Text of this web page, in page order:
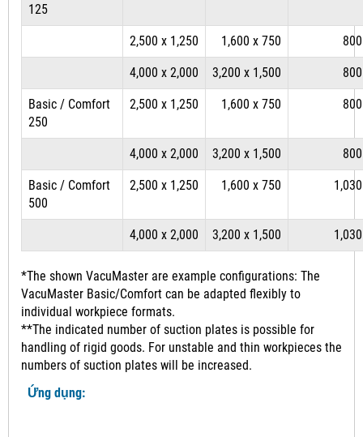
125
2,500 x 1,250 1,600 x 750 800
4,000 x 2,000 3,200 x 1,500 800
Basic / Comfort
250
2,500 x 1,250 1,600 x 750 800
4,000 x 2,000 3,200 x 1,500 800
Basic / Comfort
500
2,500 x 1,250 1,600 x 750 1,030
4,000 x 2,000 3,200 x 1,500 1,030
*The shown VacuMaster are example configurations: The
VacuMaster Basic/Comfort can be adapted flexibly to
individual workpiece formats.
**The indicated number of suction plates is possible for
handling of rigid goods. For unstable and thin workpieces the
numbers of suction plates will be increased.
Ứng dụng: